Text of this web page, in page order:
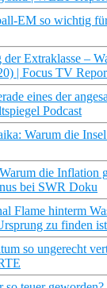
EM so wichtig
Extraklasse –
| Focus TV
eines der
Podcast
Warum die
die Inflation
bei SWR Doku
Flame hinterm
zu finden
so ungerecht